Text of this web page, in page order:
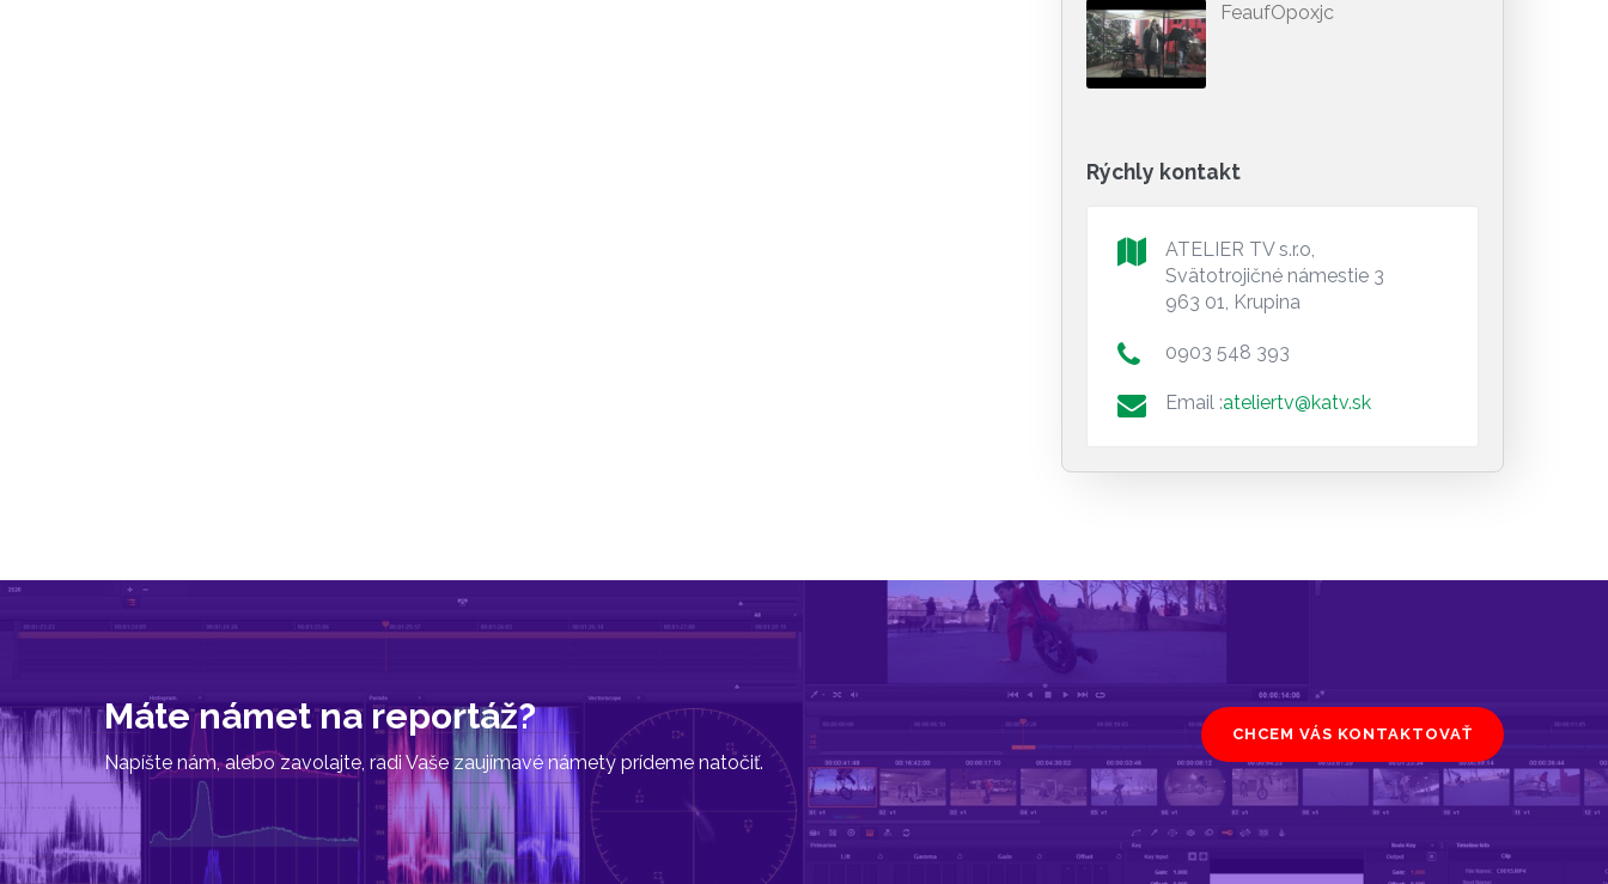
FeaufOpoxjc
Rýchly kontakt
ATELIER TV s.r.o,
Svätotrojičné námestie 3
963 01, Krupina
0903 548 393
Email :ateliertv@katv.sk
Máte námet na reportáž?
Napíšte nám, alebo zavolajte, radi Vaše zaujímavé námety prídeme natočiť.
CHCEM VÁS KONTAKTOVAŤ